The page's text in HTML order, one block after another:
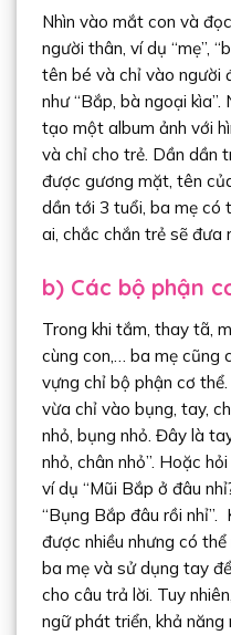
Nhìn vào mắt con và
người thân, ví dụ “mẹ”,
tên bé và chỉ vào người
như “Bắp, bà ngoại
tạo một album ảnh với
và chỉ cho trẻ. Dần dần
được gương mặt, tên
dần tới 3 tuổi, ba mẹ có
ai, chắc chắn trẻ sẽ đưa
b) Các bộ phận
Trong khi tắm, thay tã,
cùng con,… ba mẹ cũng
vựng chỉ bộ phận cơ
vừa chỉ vào bụng, tay,
nhỏ, bụng nhỏ. Đây là
nhỏ, chân nhỏ”. Hoặc
ví dụ “Mũi Bắp ở đâu
“Bụng Bắp đâu rồi nhỉ”.
được nhiều nhưng có
ba mẹ và sử dụng tay
cho câu trả lời. Tuy
ngữ phát triển, khả